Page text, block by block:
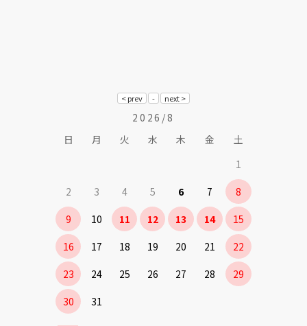
2026/8
日
月 火 水 木 金
土
1
2
3 4 5 6 7
8
9
10 11 12 13 14
15
16
17 18 19 20 21
22
23
24 25 26 27 28
29
30
31